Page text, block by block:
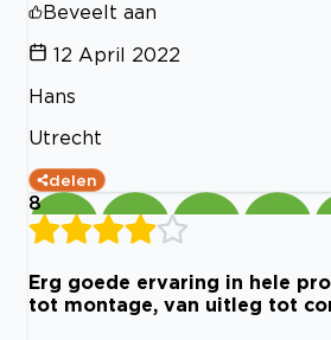
Beveelt aan
12 April 2022
Hans
Utrecht
delen
8
Erg goede ervaring in hele
tot montage, van uitleg tot